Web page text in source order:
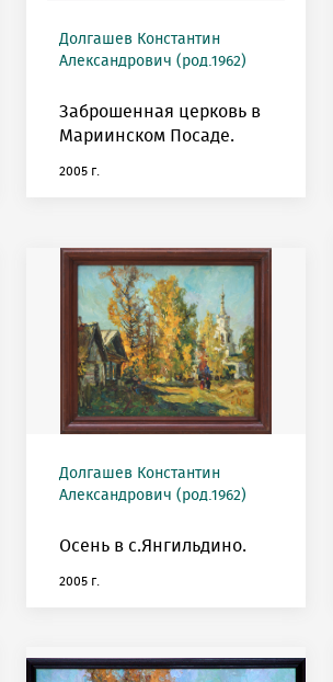
Долгашев Константин
Александрович (род.1962)
Заброшенная церковь в
Мариинском Посаде.
2005 г.
Долгашев Константин
Александрович (род.1962)
Осень в с.Янгильдино.
2005 г.